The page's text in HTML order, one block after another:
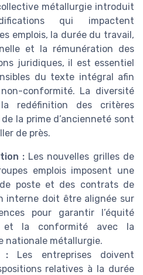
métallurgie introduit
qui impactent
emplois, la durée du travail,
et la rémunération des
juridiques, il est essentiel
du texte intégral afin
conformité. La diversité
redéfinition des critères
la prime d’ancienneté sont
de près.
:Les nouvelles grilles de
emplois imposent une
poste et des contrats de
interne doit être alignée sur
pour garantir l’équité
et la conformité avec la
nationale métallurgie.
:Les entreprises doivent
relatives à la durée